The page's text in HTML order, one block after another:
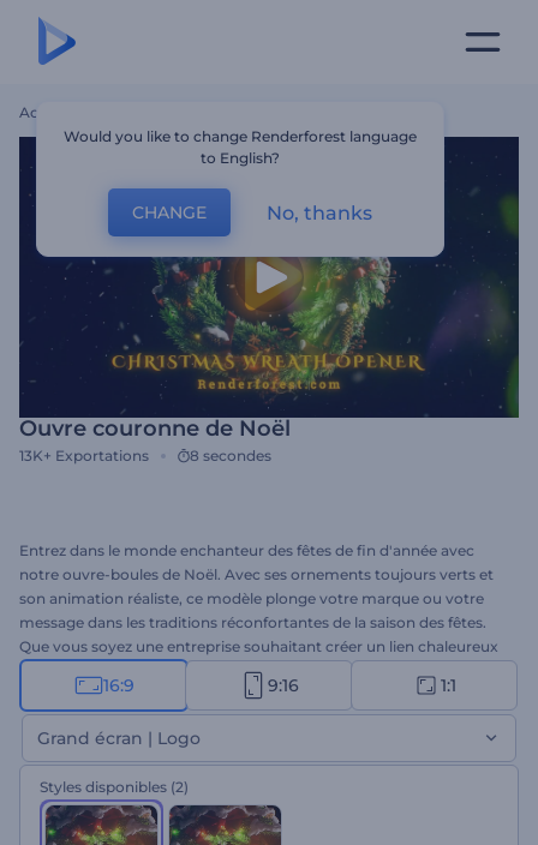
Accueil
Ouvre couronne de Noël
13K+ Exportations 8 secondes
Entrez dans le monde enchanteur des fêtes de fin d'année avec
notre ouvre-boules de Noël. Avec ses ornements toujours verts et
son animation réaliste, ce modèle plonge votre marque ou votre
message dans les traditions réconfortantes de la saison des fêtes.
Que vous soyez une entreprise souhaitant créer un lien chaleureux
et mémorable avec votre public ou un particulier souhaitant
répandre la joie des fêtes, ce modèle est parfait pour célébrer la
saison avec style. Téléchargez votre logo, tapez votre message,
ajoutez une musique festive et obtenez une vidéo de vacances de
haute qualité en quelques minutes. Essayez maintenant !
16:9 9:16 1:1
Grand écran | Logo
Styles disponibles (2)
Would you like to change Renderforest language
to English?
CHANGE No, thanks